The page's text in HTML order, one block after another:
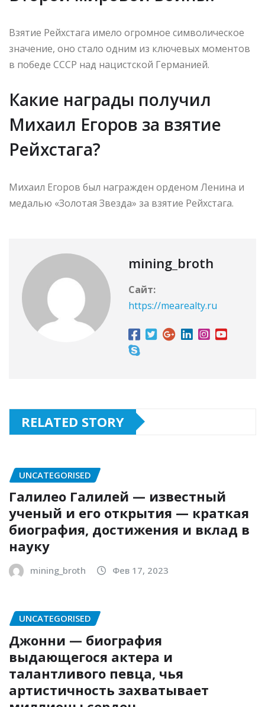
Взятие Рейхстага имело огромное символическое
значение, оно стало одним из ключевых моментов
в победе СССР над нацистской Германией.
Какие награды получил
Михаил Егоров за взятие
Рейхстага?
Михаил Егоров был награжден орденом Ленина и
медалью «Золотая Звезда» за взятие Рейхстага.
mining_broth
Сайт:
https://mearealty.ru
RELATED STORY
UNCATEGORISED
Галилео Галилей — известный
ученый и его открытия — краткая
биография, достижения и вклад в
науку
mining_broth Фев 17, 2023
UNCATEGORISED
Джонни — биография
выдающегося актера и
талантливого певца, чья
артистичность захватывает